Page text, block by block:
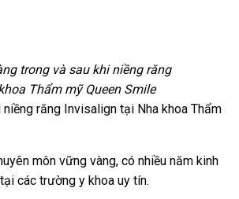
trong và sau khi niềng răng
Thẩm mỹ Queen Smile
răng Invisalign tại Nha khoa Thẩm
môn vững vàng, có nhiều năm kinh
các trường y khoa uy tín.